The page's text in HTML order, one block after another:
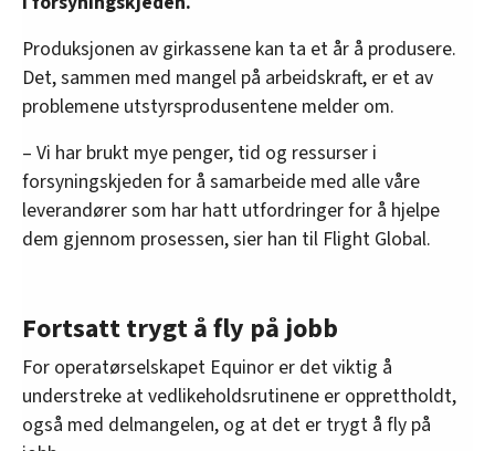
Produksjonen av girkassene kan ta et år å produsere.
Det, sammen med mangel på arbeidskraft, er et av
problemene utstyrsprodusentene melder om.
– Vi har brukt mye penger, tid og ressurser i
forsyningskjeden for å samarbeide med alle våre
leverandører som har hatt utfordringer for å hjelpe
dem gjennom prosessen, sier han til Flight Global.
Fortsatt trygt å fly på jobb
For operatørselskapet Equinor er det viktig å
understreke at vedlikeholdsrutinene er opprettholdt,
også med delmangelen, og at det er trygt å fly på